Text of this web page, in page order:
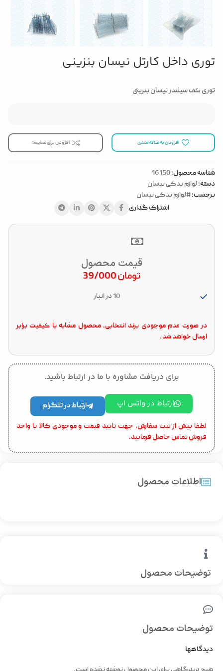
توری داخل کارتل نیسان بنزینی
توری کف سیلندر نیسان بنزینی
افزودن به علاقه مندی افزودن برای مقایسه
شناسه محصول:16150
دسته: لوازم یدکی نیسان
برچسب:#لوازم یدکی نیسان
اشتراک گذاری
قیمت محصول
تومان
10 در انبار
در صورت عدم موجودی برند انتخابی، محصول مشابه با کیفیت برابر
ارسال خواهد شد .
برای دریافت مشاوره با ما در ارتباط باشید.
ارتباط در واتس اپ ارتباط در تلگرام
لطفا پیش از ثبت سفارش، جهت تایید قیمت و موجودی کالا با واحد
فروش تماس حاصل فرمایید.
توضیحات محصول
اطلاعات محصول
توضیحات محصول
دیدگاهها